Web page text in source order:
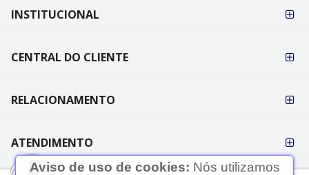
FORMAS DE
PAGAMENTO
INSTITUCIONAL
CENTRAL DO CLIENTE
RELACIONAMENTO
ATENDIMENTO
Aviso de uso de cookies: Nós utilizamos